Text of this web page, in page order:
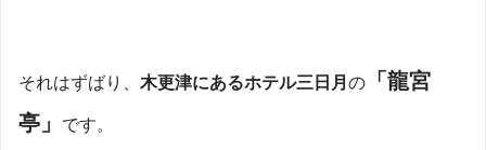
それはずばり、 木更津にあるホテル三日月 の
「龍宮
亭」
です。